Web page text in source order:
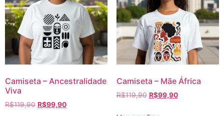
Camiseta – Ancestralidade
Viva
R$119,90 R$99,90
Camiseta – Mãe África
R$119,90 R$99,90